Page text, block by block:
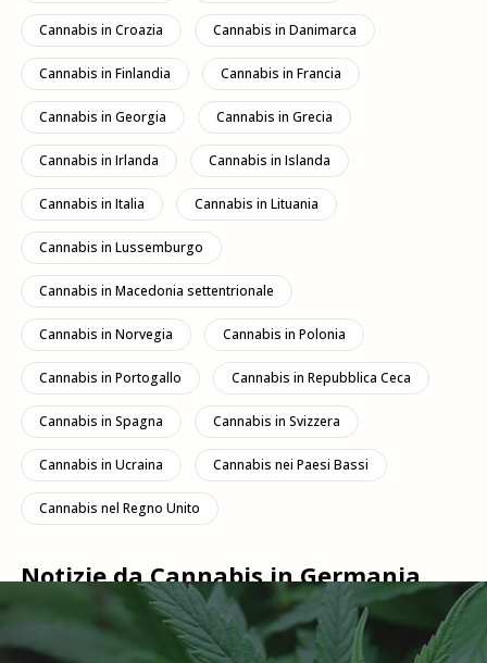
Cannabis in Croazia Cannabis in Danimarca
Cannabis in Finlandia Cannabis in Francia
Cannabis in Georgia Cannabis in Grecia
Cannabis in Irlanda Cannabis in Islanda
Cannabis in Italia Cannabis in Lituania
Cannabis in Lussemburgo
Cannabis in Macedonia settentrionale
Cannabis in Norvegia Cannabis in Polonia
Cannabis in Portogallo Cannabis in Repubblica Ceca
Cannabis in Spagna Cannabis in Svizzera
Cannabis in Ucraina Cannabis nei Paesi Bassi
Cannabis nel Regno Unito
Notizie da Cannabis in Germania